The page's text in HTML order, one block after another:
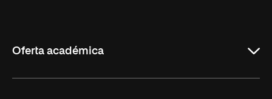
Oferta académica